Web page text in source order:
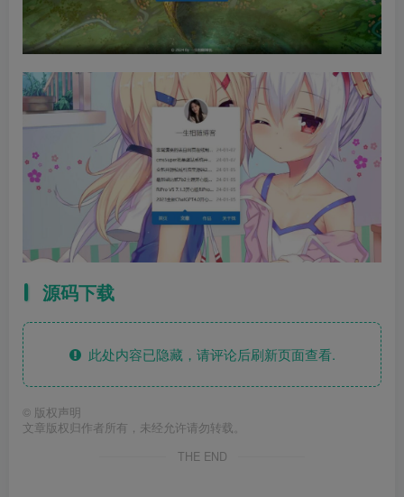
源码下载
此处内容已隐藏，请评论后刷新页面查看.
© 版权声明
文章版权归作者所有，未经允许请勿转载。
THE END